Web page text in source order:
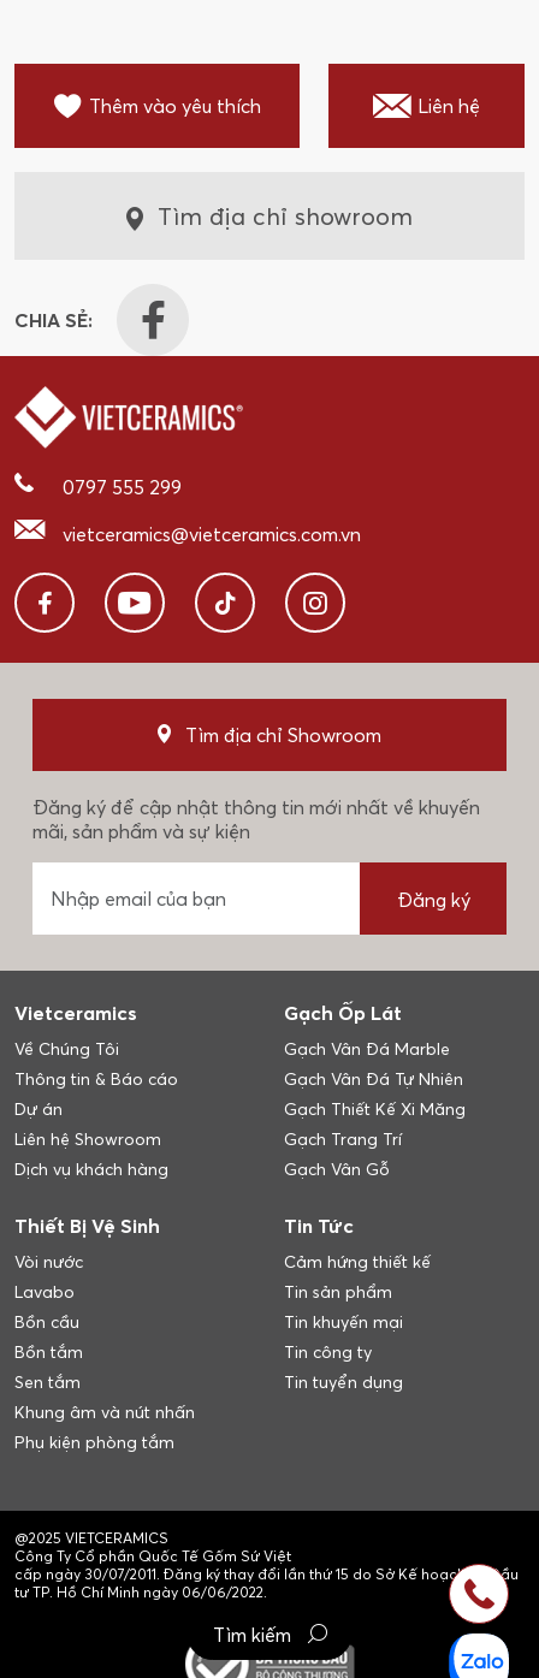
Thêm vào yêu thích Liên hệ
Tìm địa chỉ showroom
CHIA SẺ:
0797 555 299
vietceramics@vietceramics.com.vn
Tìm địa chỉ Showroom
Đăng ký để cập nhật thông tin mới nhất về khuyến
mãi, sản phẩm và sự kiện
Đăng ký
Vietceramics
Về Chúng Tôi
Thông tin & Báo cáo
Dự án
Liên hệ Showroom
Dịch vụ khách hàng
Gạch Ốp Lát
Gạch Vân Đá Marble
Gạch Vân Đá Tự Nhiên
Gạch Thiết Kế Xi Măng
Gạch Trang Trí
Gạch Vân Gỗ
Thiết Bị Vệ Sinh
Vòi nước
Lavabo
Bồn cầu
Bồn tắm
Sen tắm
Khung âm và nút nhấn
Phụ kiện phòng tắm
Tin Tức
Cảm hứng thiết kế
Tin sản phẩm
Tin khuyến mại
Tin công ty
Tin tuyển dụng
@2025 VIETCERAMICS
Công Ty Cổ phần Quốc Tế Gốm Sứ Việt
cấp ngày 30/07/2011. Đăng ký thay đổi lần thứ 15 do Sở Kế hoạch và Đầu
tư TP. Hồ Chí Minh ngày 06/06/2022.
Tìm kiếm